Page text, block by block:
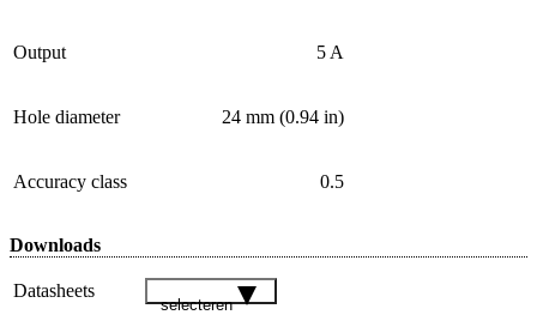
Output 5 A
Hole diameter 24 mm (0.94 in)
Accuracy class 0.5
Downloads
Datasheets
selecteren